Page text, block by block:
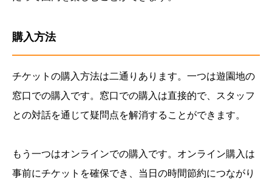
購入方法
チケットの購入方法は二通りあります。一つは遊園地の
窓口での購入です。窓口での購入は直接的で、スタッフ
との対話を通じて疑問点を解消することができます。
もう一つはオンラインでの購入です。オンライン購入は
事前にチケットを確保でき、当日の時間節約につながり